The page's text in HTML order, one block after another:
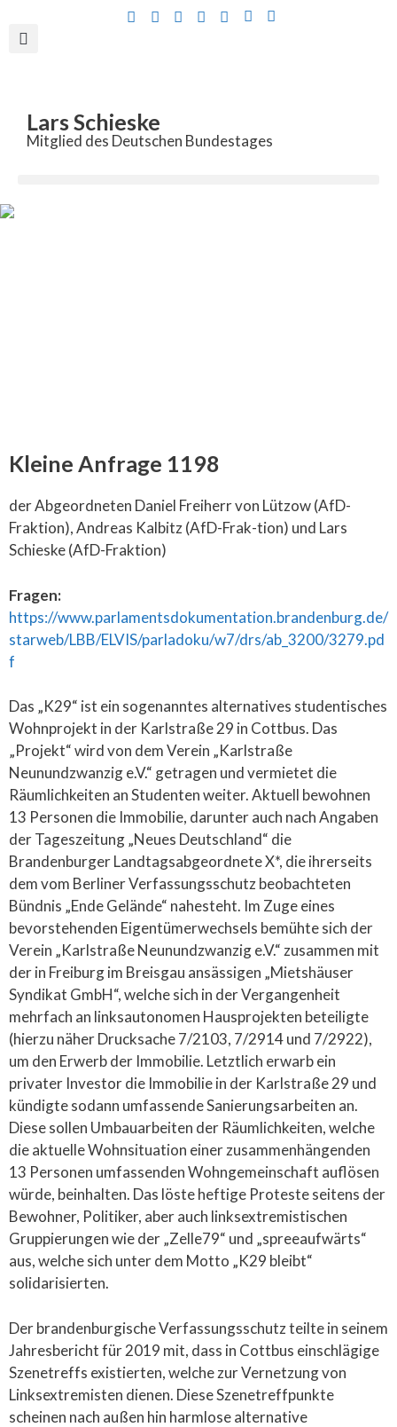
Lars Schieske
Mitglied des Deutschen Bundestages
Kleine Anfrage 1198
der Abgeordneten Daniel Freiherr von Lützow (AfD-
Fraktion), Andreas Kalbitz (AfD-Frak-tion) und Lars
Schieske (AfD-Fraktion)
Fragen:
https://www.parlamentsdokumentation.brandenburg.de/
starweb/LBB/ELVIS/parladoku/w7/drs/ab_3200/3279.pd
f
Das „K29“ ist ein sogenanntes alternatives studentisches
Wohnprojekt in der Karlstraße 29 in Cottbus. Das
„Projekt“ wird von dem Verein „Karlstraße
Neunundzwanzig e.V.“ getragen und vermietet die
Räumlichkeiten an Studenten weiter. Aktuell bewohnen
13 Personen die Immobilie, darunter auch nach Angaben
der Tageszeitung „Neues Deutschland“ die
Brandenburger Landtagsabgeordnete X*, die ihrerseits
dem vom Berliner Verfassungsschutz beobachteten
Bündnis „Ende Gelände“ nahesteht. Im Zuge eines
bevorstehenden Eigentümerwechsels bemühte sich der
Verein „Karlstraße Neunundzwanzig e.V.“ zusammen mit
der in Freiburg im Breisgau ansässigen „Mietshäuser
Syndikat GmbH“, welche sich in der Vergangenheit
mehrfach an linksautonomen Hausprojekten beteiligte
(hierzu näher Drucksache 7/2103, 7/2914 und 7/2922),
um den Erwerb der Immobilie. Letztlich erwarb ein
privater Investor die Immobilie in der Karlstraße 29 und
kündigte sodann umfassende Sanierungsarbeiten an.
Diese sollen Umbauarbeiten der Räumlichkeiten, welche
die aktuelle Wohnsituation einer zusammenhängenden
13 Personen umfassenden Wohngemeinschaft auflösen
würde, beinhalten. Das löste heftige Proteste seitens der
Bewohner, Politiker, aber auch linksextremistischen
Gruppierungen wie der „Zelle79“ und „spreeaufwärts“
aus, welche sich unter dem Motto „K29 bleibt“
solidarisierten.
Der brandenburgische Verfassungsschutz teilte in seinem
Jahresbericht für 2019 mit, dass in Cottbus einschlägige
Szenetreffs existierten, welche zur Vernetzung von
Linksextremisten dienen. Diese Szenetreffpunkte
scheinen nach außen hin harmlose alternative